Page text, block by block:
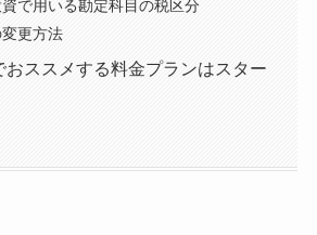
で用いる勘定科目の税区分
更方法
おススメする料金プランはスター